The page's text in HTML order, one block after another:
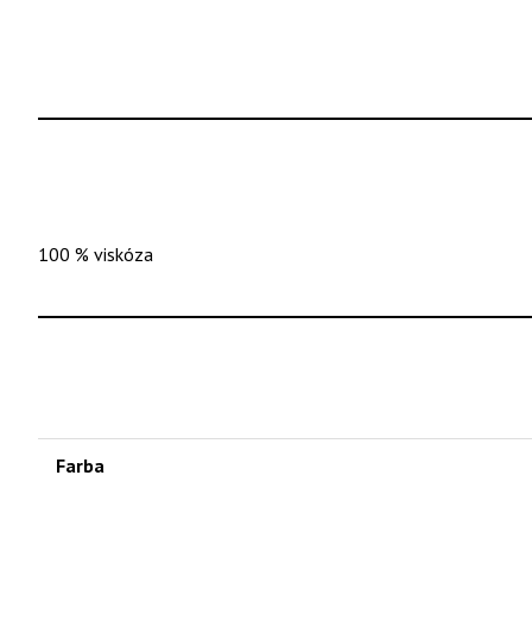
100 % viskóza
Farba